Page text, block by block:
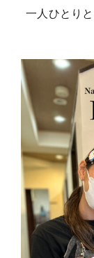
一人ひとり